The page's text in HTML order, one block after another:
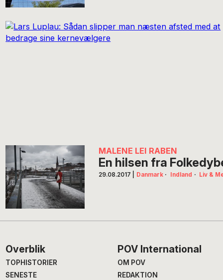
MALENE LEI RABEN
En hilsen fra
29.08.2017 Danmark · Indland · Liv &
Footer
Overblik
TOPHISTORIER
SENESTE
POV International
OM POV
REDAKTION